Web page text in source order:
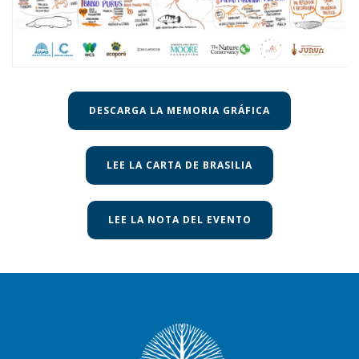
DESCARGA LA MEMORIA GRÁFICA
LEE LA CARTA DE BRASILIA
LEE LA NOTA DEL EVENTO